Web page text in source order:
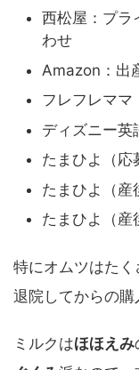
西松屋：プラ
わせ
Amazon：出
フレフレママ
ディズニー英
たまひよ（応
たまひよ（産
たまひよ（産
特にオムツはたく
退院してからの購
ミルクはほほえみ